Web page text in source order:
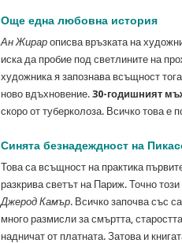
Още една любовна история
Ан Жирарописва връзката на
иска да пробие под светлините на
художника я запознава всъщност
ново вдъхновение. 30-годишният
скоро от туберколоза. Всичко това е
Синята безнадеждност на
Това са всъщност на практика
разкрива светът на Париж. Точно
Джерод Камър. Всичко започва със
много размисли за смъртта,
надничат от платната. Затова и